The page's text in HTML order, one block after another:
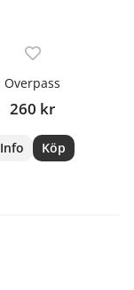
Overpass
260 kr
Info Köp